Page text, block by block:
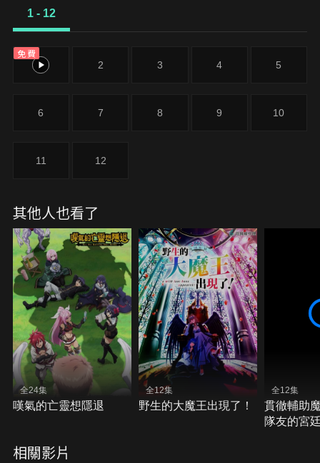
能悲慘離世，使他打算對前世進行復仇……！曾在黑
然而就在某一天，【我】發現原本一直深信不疑的妻
子竟然背叛了【我】，還將所有責任推到【我】身
絕望不已，即將悲慘地斷氣時，全新人生的引路人突
操縱艾比德蹂躪敵軍艦隊。
1 - 12
免費
1 2 3 4 5
6 7 8 9 10
11 12
其他人也看了
全24集
嘆氣的亡靈想隱退
全12集
野生的大魔王出現了！
全12集
貫徹輔助
隊友的宮
相關影片